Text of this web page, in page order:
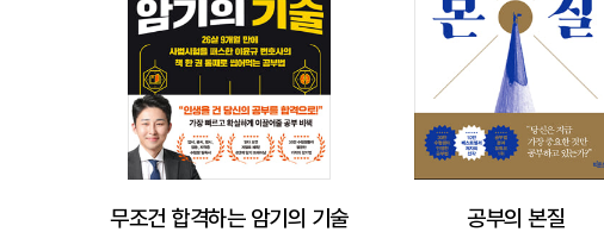
무조건 합격하는 암기의 기술 공부의 본질